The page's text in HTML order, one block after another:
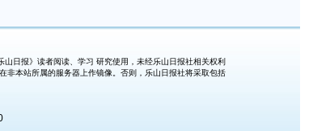
日报》读者阅读、学习 研究使用，未经乐山日报社相关权利
非本站所属的服务器上作镜像。否则，乐山日报社将采取包括